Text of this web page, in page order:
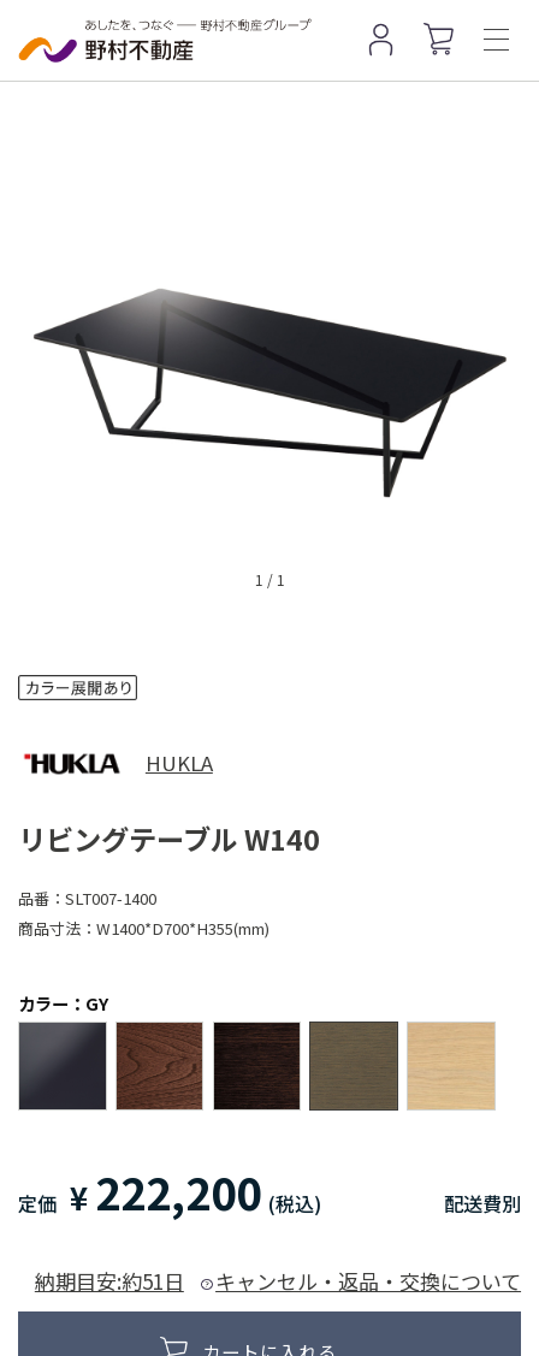
1 / 1
HUKLA
リビングテーブル W140
品番： SLT007-1400
商品寸法： W1400*D700*H355(mm)
カラー：GY
定価 ¥ 222,200 (税込) 配送費別
納期目安:約51日 キャンセル・返品・交換について